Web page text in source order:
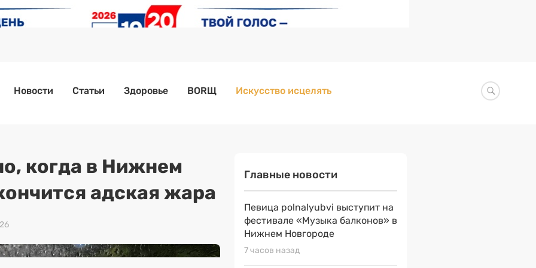
Новости Статьи Здоровье BORЩ Искусство исцелять
когда в Нижнем
адская жара
Главные новости
Певица polnalyubvi выступит на
фестивале «Музыка балконов» в
Нижнем Новгороде
7 часов назад